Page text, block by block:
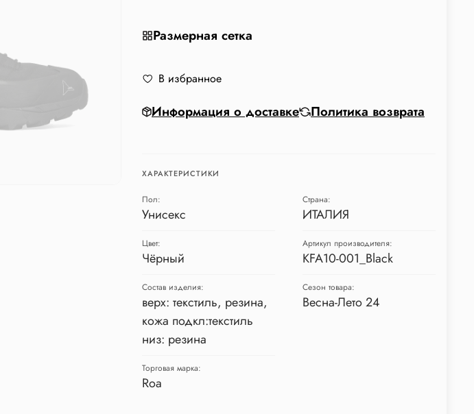
Размерная сетка
В избранное
Информация о доставке Политика возврата
ХАРАКТЕРИСТИКИ
Пол:
Унисекс
Страна:
ИТАЛИЯ
Цвет:
Чёрный
Артикул производителя:
KFA10-001_Black
Состав изделия:
верх: текстиль, резина,
кожа подкл:текстиль
низ: резина
Сезон товара:
Весна-Лето 24
Торговая марка:
Roa